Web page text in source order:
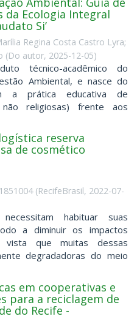
da Ecologia Integral
Si’
Regina Costa Castro Lyra;
(Do autor, 2025-12-05)
técnico-acadêmico do
Ambiental, e nasce do
a prática educativa de
religiosas) frente aos
reserva
de cosmético
(RecifeBrasil, 2022-07-
habituar suas
a diminuir os impactos
vista que muitas dessas
degradadoras do meio
em cooperativas e
para a reciclagem de
do Recife -